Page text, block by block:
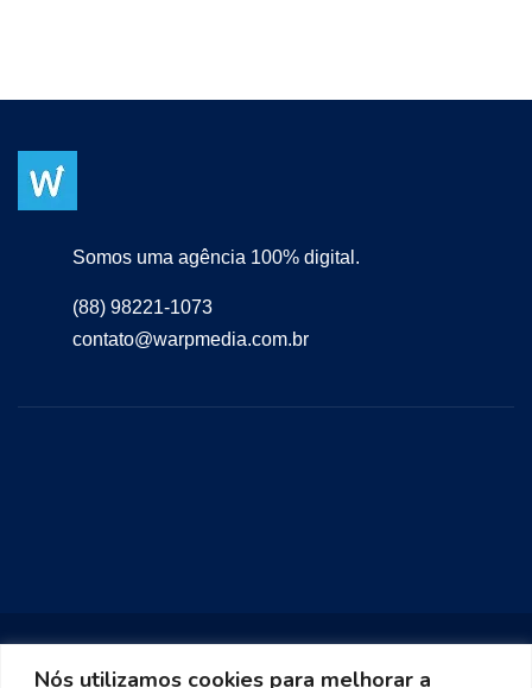
Nós utilizamos cookies para melhorar a
Somos uma agência 100% digital.
(88) 98221-1073
contato@warpmedia.com.br